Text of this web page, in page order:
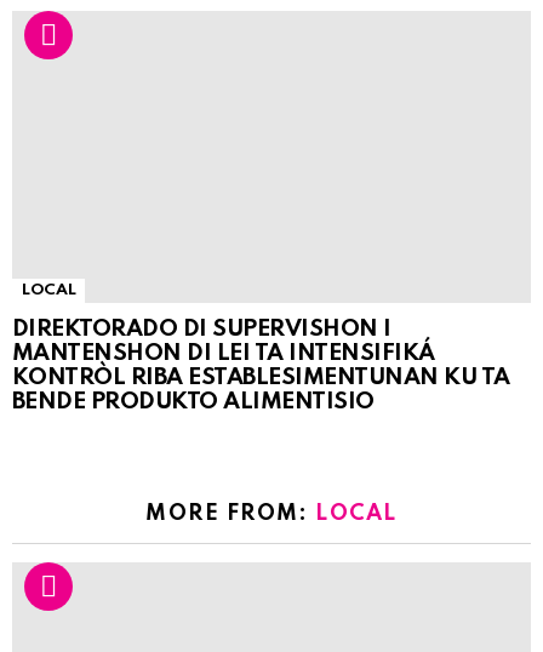
LOCAL
DIREKTORADO DI SUPERVISHON I
MANTENSHON DI LEI TA INTENSIFIKÁ
KONTRÒL RIBA ESTABLESIMENTUNAN KU TA
BENDE PRODUKTO ALIMENTISIO
MORE FROM: LOCAL